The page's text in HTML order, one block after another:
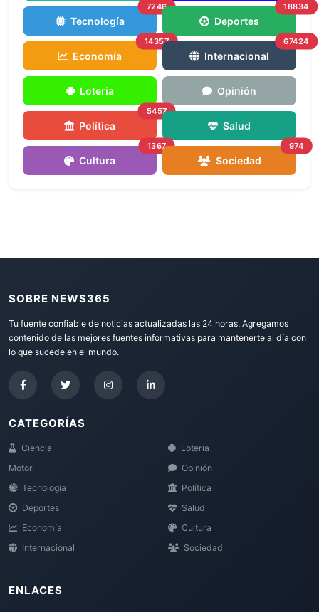
Tecnología
7246
Deportes
18834
Economía
14357
Internacional
67424
Loteria Opinión
Política
5457
Salud
Cultura
1367
Sociedad
974
SOBRE NEWS365
Tu fuente confiable de noticias actualizadas las 24 horas. Agregamos
contenido de las mejores fuentes informativas para mantenerte al día con
lo que sucede en el mundo.
CATEGORÍAS
Ciencia
Motor
Tecnología
Deportes
Economía
Internacional
Loteria
Opinión
Política
Salud
Cultura
Sociedad
ENLACES